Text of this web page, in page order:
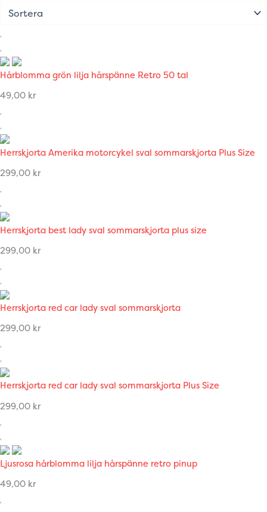
Hårblomma grön lilja hårspänne Retro 50 tal
49,00 kr
Herrskjorta Amerika motorcykel sval sommarskjorta Plus Size
299,00 kr
Herrskjorta best lady sval sommarskjorta plus size
299,00 kr
Herrskjorta red car lady sval sommarskjorta
299,00 kr
Herrskjorta red car lady sval sommarskjorta Plus Size
299,00 kr
Ljusrosa hårblomma lilja hårspänne retro pinup
49,00 kr